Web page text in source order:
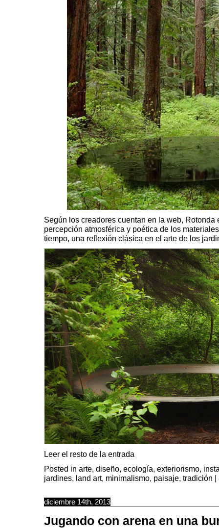
Según los creadores cuentan en la web,
percepción atmosférica y poética de los
tiempo, una reflexión clásica en el arte de los
Leer el resto de la entrada
Posted in arte, diseño, ecología, exteriorismo,
jardines, land art, minimalismo, paisaje, tradición |
diciembre 14th, 2013
Jugando con arena en una